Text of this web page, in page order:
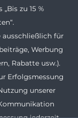
zu 15 %
ausschließlich für
Werbung
Rabatte usw.).
Erfolgsmessung
unserer